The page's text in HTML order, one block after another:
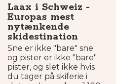
Laax i Schweiz -
Europas mest
nytænkende
skidestination
Sne er ikke "bare" sne
og pister er ikke "bare"
pister, og slet ikke hvis
du tager på skiferie i